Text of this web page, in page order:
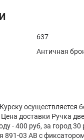
637
Античная
осуществляется
доставки Ручка
- 400 руб, за город 30
891-03 AB с